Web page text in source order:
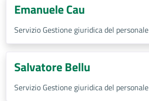
Emanuele Cau
Servizio Gestione giuridica del personale
Salvatore Bellu
Servizio Gestione giuridica del personale